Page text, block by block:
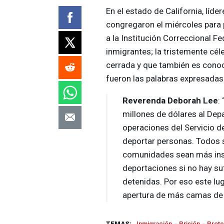
En el estado de California,
congregaron el miércoles
a la Institución Correccional
inmigrantes; la tristemente
cerrada y que también es
fueron las palabras
Reverenda Deborah Lee:
millones de dólares al
operaciones del Servicio
deportar personas. Todos
comunidades sean más
deportaciones si no hay
detenidas. Por eso este
apertura de más camas